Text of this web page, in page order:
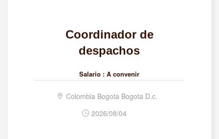
Coordinador de
despachos
Salario : A convenir
Colombia Bogota Bogota D.c.
2026/08/04